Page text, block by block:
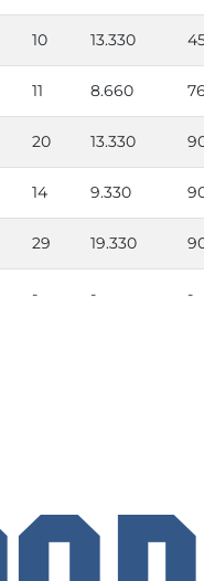
10 13.330
11 8.660
20 13.330
14 9.330
29 19.330
- - -